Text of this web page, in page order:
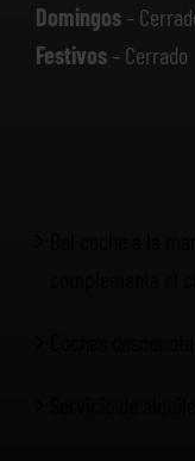
Domingos–
Festivos– Cerrado